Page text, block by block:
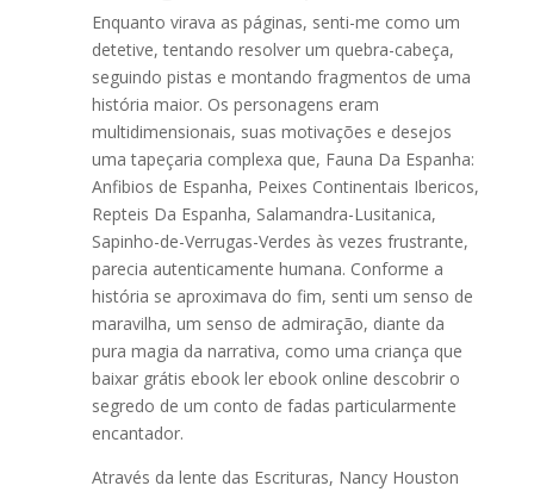
Enquanto virava as páginas, senti-me como um
detetive, tentando resolver um quebra-cabeça,
seguindo pistas e montando fragmentos de uma
história maior. Os personagens eram
multidimensionais, suas motivações e desejos
uma tapeçaria complexa que, Fauna Da Espanha:
Anfibios de Espanha, Peixes Continentais Ibericos,
Repteis Da Espanha, Salamandra-Lusitanica,
Sapinho-de-Verrugas-Verdes às vezes frustrante,
parecia autenticamente humana. Conforme a
história se aproximava do fim, senti um senso de
maravilha, um senso de admiração, diante da
pura magia da narrativa, como uma criança que
baixar grátis ebook ler ebook online descobrir o
segredo de um conto de fadas particularmente
encantador.
Através da lente das Escrituras, Nancy Houston